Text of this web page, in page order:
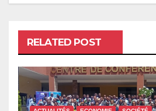
RELATED POST